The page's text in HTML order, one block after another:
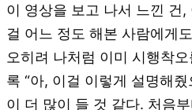
이 영상을 보고 나서 느낀 건
걸 어느 정도 해본 사람에게
오히려 나처럼 이미 시행착
록 “아, 이걸 이렇게 설명해
이 더 많이 들 것 같다. 처음